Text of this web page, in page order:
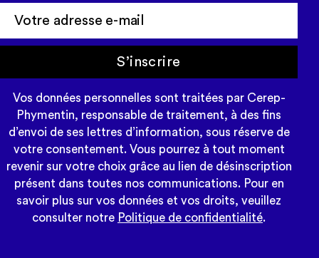
S’inscrire
Vos données personnelles sont traitées par Cerep-
Phymentin, responsable de traitement, à des fins
d’envoi de ses lettres d’information, sous réserve de
votre consentement. Vous pourrez à tout moment
revenir sur votre choix grâce au lien de désinscription
présent dans toutes nos communications. Pour en
savoir plus sur vos données et vos droits, veuillez
consulter notre Politique de confidentialité.